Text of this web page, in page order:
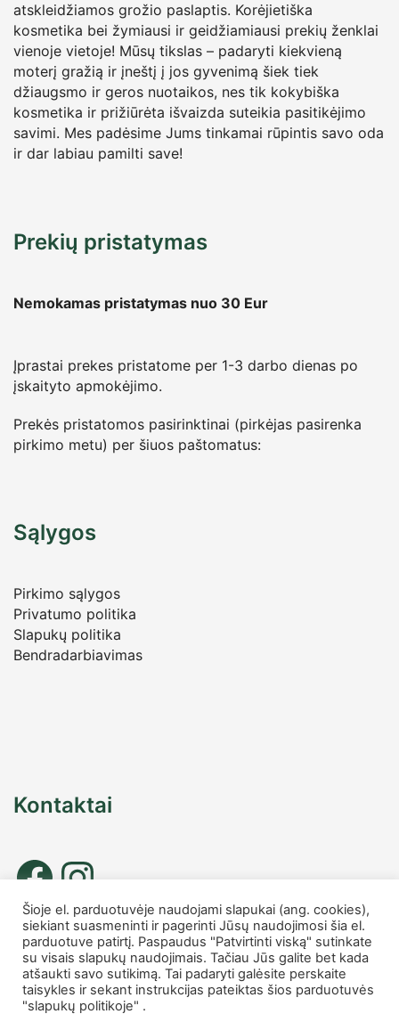
atskleidžiamos grožio paslaptis. Korėjietiška
kosmetika bei žymiausi ir geidžiamiausi prekių ženklai
vienoje vietoje! Mūsų tikslas – padaryti kiekvieną
moterį gražią ir įneštį į jos gyvenimą šiek tiek
džiaugsmo ir geros nuotaikos, nes tik kokybiška
kosmetika ir prižiūrėta išvaizda suteikia pasitikėjimo
savimi. Mes padėsime Jums tinkamai rūpintis savo oda
ir dar labiau pamilti save!
Prekių pristatymas
Nemokamas pristatymas nuo 30 Eur
Įprastai prekes pristatome per 1-3 darbo dienas po
įskaityto apmokėjimo.
Prekės pristatomos pasirinktinai (pirkėjas pasirenka
pirkimo metu) per šiuos paštomatus:
Sąlygos
Pirkimo sąlygos
Privatumo politika
Slapukų politika
Bendradarbiavimas
Kontaktai
Tel. nr.: +37067677885
info@charmshop.lt
MB Charmshop
Šioje el. parduotuvėje naudojami slapukai (ang. cookies),
siekiant suasmeninti ir pagerinti Jūsų naudojimosi šia el.
parduotuve patirtį. Paspaudus "Patvirtinti viską" sutinkate
su visais slapukų naudojimais. Tačiau Jūs galite bet kada
atšaukti savo sutikimą. Tai padaryti galėsite perskaite
taisykles ir sekant instrukcijas pateiktas šios parduotuvės
"slapukų politikoje" .